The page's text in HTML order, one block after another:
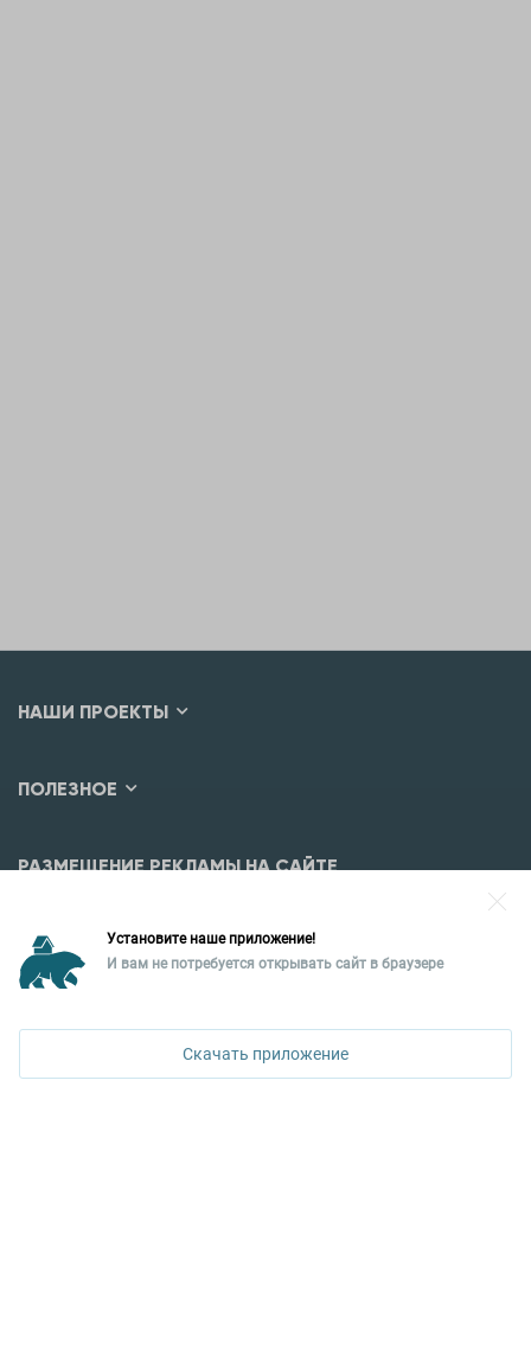
НАШИ ПРОЕКТЫ
ПОЛЕЗНОЕ
РАЗМЕЩЕНИЕ РЕКЛАМЫ НА САЙТЕ
Уральская палата недвижимости
ул. Горького, 65, 0 подъезд, 3 этаж
Установите наше приложение!
И вам не потребуется открывать сайт в браузере
Скачать приложение